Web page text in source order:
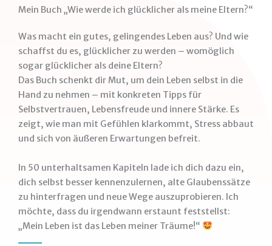
Mein Buch „Wie werde ich glücklicher als meine Eltern?“
Was macht ein gutes, gelingendes Leben aus? Und wie
schaffst du es, glücklicher zu werden – womöglich
sogar glücklicher als deine Eltern?
Das Buch schenkt dir Mut, um dein Leben selbst in die
Hand zu nehmen – mit konkreten Tipps für
Selbstvertrauen, Lebensfreude und innere Stärke. Es
zeigt, wie man mit Gefühlen klarkommt, Stress abbaut
und sich von äußeren Erwartungen befreit.
In 50 unterhaltsamen Kapiteln lade ich dich dazu ein,
dich selbst besser kennenzulernen, alte Glaubenssätze
zu hinterfragen und neue Wege auszuprobieren. Ich
möchte, dass du irgendwann erstaunt feststellst:
„Mein Leben ist das Leben meiner Träume!“